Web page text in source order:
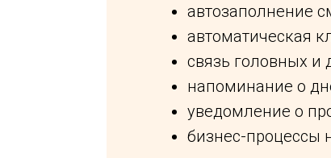
автозаполнение
автоматическая
связь головных и
напоминание о
уведомление о
бизнес-процессы